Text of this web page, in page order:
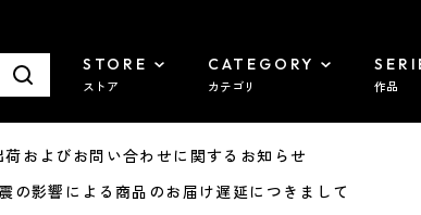
STORE
ストア
CATEGORY
カテゴリ 作品
よびお問い合わせに関するお知らせ
影響による商品のお届け遅延につきまして